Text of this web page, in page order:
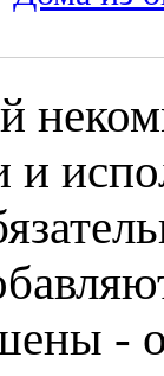
-